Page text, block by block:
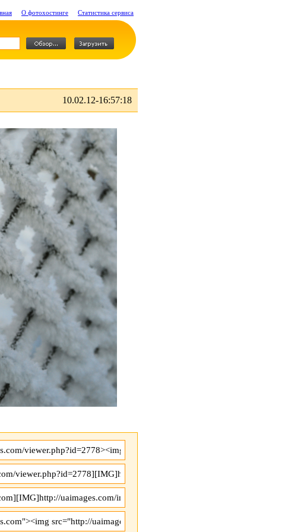
О фотохостинге Статистика сервиса
10.02.12-16:57:18